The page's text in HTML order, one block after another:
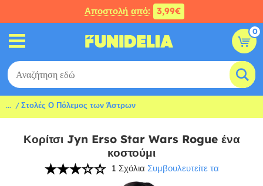
Αποστολή από: 3,99€
0
... Στολές Ο Πόλεμος των Άστρων
Κορίτσι Jyn Erso Star Wars Rogue ένα
κοστούμι
1 Σχόλια Συμβουλευτείτε τα